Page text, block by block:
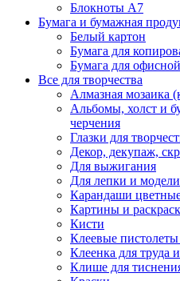
Блокноты А7
Бумага и бумажная
Белый картон
Бумага для
Бумага для
Все для творчества
Алмазная мозаика
Альбомы, холст и
черчения
Глазки для
Декор, декупаж,
Для выжигания
Для лепки и
Карандаши
Картины и
Кисти
Клеевые
Клеенка для труда
Клише для